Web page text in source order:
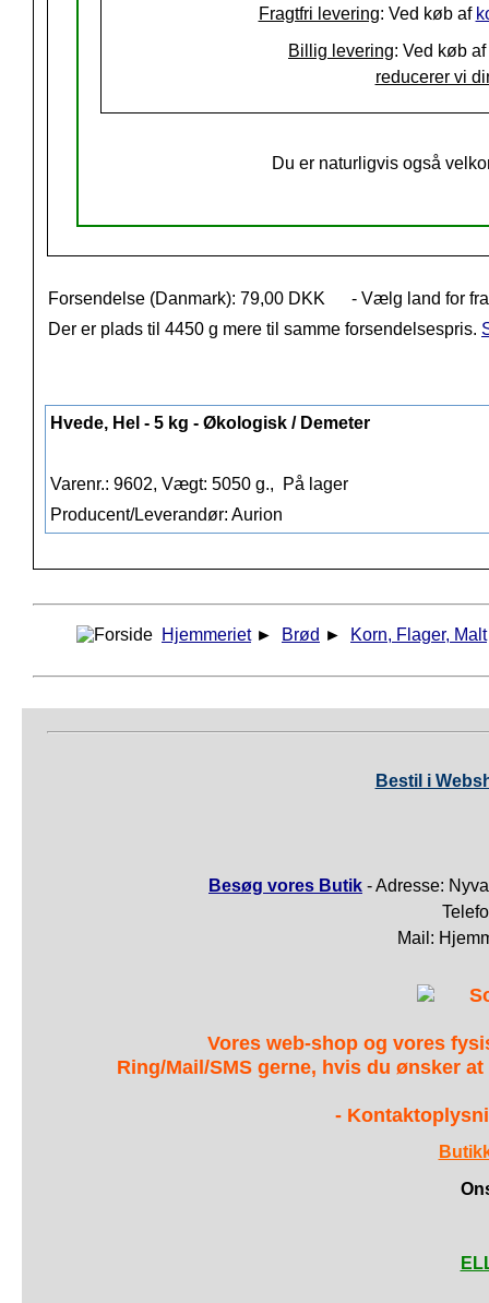
Fragtfri levering: Ved køb af
Billig levering: Ved køb
reducerer vi
Du er naturligvis også
Forsendelse (Danmark): 79,00 DKK
- Vælg land for
Der er plads til 4450 g mere til samme forsendelsespris.
Hvede, Hel - 5 kg - Økologisk / Demeter
Varenr.: 9602, Vægt: 5050 g.,
På lager
Producent/Leverandør: Aurion
Hjemmeriet ► Brød ► Korn, Flager, Malt
Bestil i
Besøg vores Butik - Adresse:
Mail:
Vores web-shop og vores
Ring/Mail/SMS gerne, hvis du ønsker
-